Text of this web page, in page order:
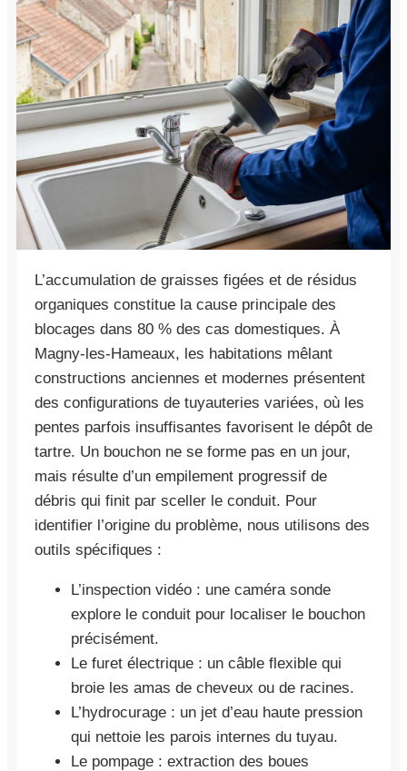
L’accumulation de graisses figées et de résidus
organiques constitue la cause principale des
blocages dans 80 % des cas domestiques. À
Magny-les-Hameaux, les habitations mêlant
constructions anciennes et modernes présentent
des configurations de tuyauteries variées, où les
pentes parfois insuffisantes favorisent le dépôt de
tartre. Un bouchon ne se forme pas en un jour,
mais résulte d’un empilement progressif de
débris qui finit par sceller le conduit. Pour
identifier l’origine du problème, nous utilisons des
outils spécifiques :
L’inspection vidéo : une caméra sonde
explore le conduit pour localiser le bouchon
précisément.
Le furet électrique : un câble flexible qui
broie les amas de cheveux ou de racines.
L’hydrocurage : un jet d’eau haute pression
qui nettoie les parois internes du tuyau.
Le pompage : extraction des boues